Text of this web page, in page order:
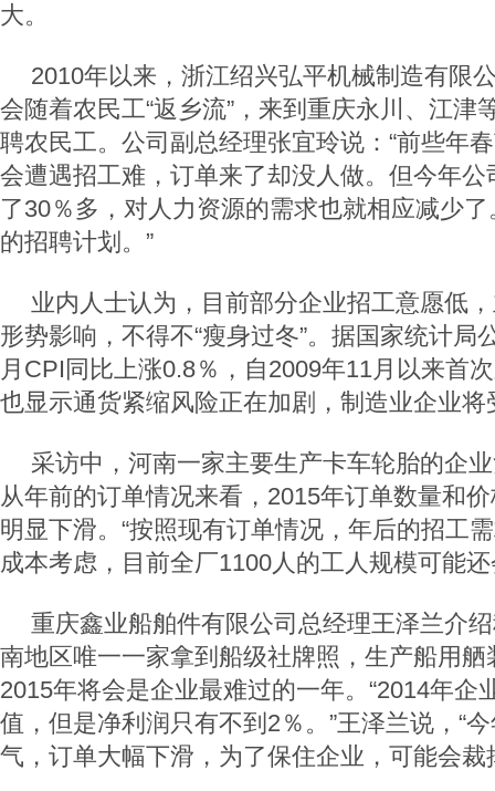
大。
2010年以来，浙江绍兴弘平机械制造有限
会随着农民工“返乡流”，来到重庆永川、江津
聘农民工。公司副总经理张宜玲说：“前些年
会遭遇招工难，订单来了却没人做。但今年
了30％多，对人力资源的需求也就相应减少
的招聘计划。”
业内人士认为，目前部分企业招工意愿低
形势影响，不得不“瘦身过冬”。据国家统计局
月CPI同比上涨0.8％，自2009年11月以来首
也显示通货紧缩风险正在加剧，制造业企业将
采访中，河南一家主要生产卡车轮胎的企
从年前的订单情况来看，2015年订单数量和
明显下滑。“按照现有订单情况，年后的招工
成本考虑，目前全厂1100人的工人规模可能
重庆鑫业船舶件有限公司总经理王泽兰介
南地区唯一一家拿到船级社牌照，生产船用
2015年将会是企业最难过的一年。“2014年企
值，但是净利润只有不到2％。”王泽兰说，“
气，订单大幅下滑，为了保住企业，可能会裁